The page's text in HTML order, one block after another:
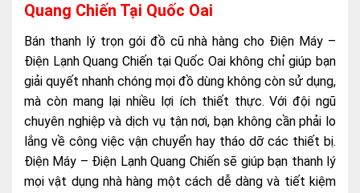
Quang Chiến Tại Quốc Oai
Bán thanh lý trọn gói đồ cũ nhà hàng cho Điện Máy –
Điện Lạnh Quang Chiến tại Quốc Oai không chỉ giúp bạn
giải quyết nhanh chóng mọi đồ dùng không còn sử dụng,
mà còn mang lại nhiều lợi ích thiết thực. Với đội ngũ
chuyên nghiệp và dịch vụ tận nơi, bạn không cần phải lo
lắng về công việc vận chuyển hay tháo dỡ các thiết bị.
Điện Máy – Điện Lạnh Quang Chiến sẽ giúp bạn thanh lý
mọi vật dụng nhà hàng một cách dễ dàng và tiết kiệm